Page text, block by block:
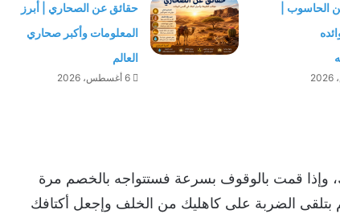
الحاسوب |
حقائق عن الصحاري | أبرز
المعلومات وأكبر صحاري
العالم
6 أغسطس، 2026
وإذا قمت بالوقوف بسرعة فستتواجه بالخصم مرة
الضربة على كاهليك من الخلف وإجعل أكتافك